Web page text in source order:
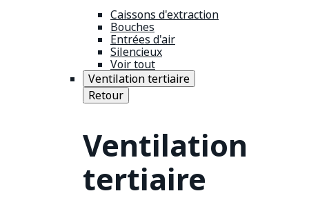
Caissons d'extraction
Bouches
Entrées d'air
Silencieux
Voir tout
Ventilation tertiaire
Retour
Ventilation
tertiaire